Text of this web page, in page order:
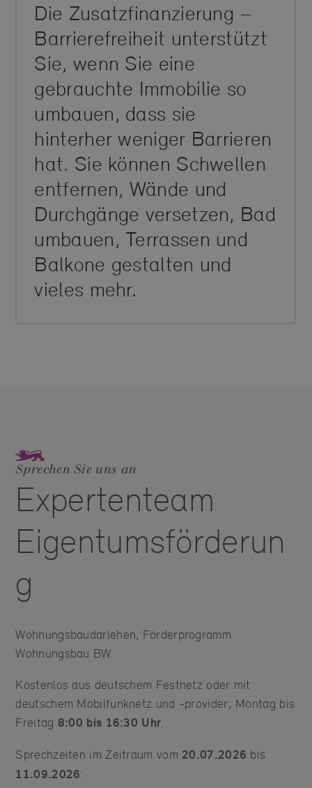
Die Zusatzfinanzierung –
Barrierefreiheit unterstützt
Sie, wenn Sie eine
gebrauchte Immobilie so
umbauen, dass sie
hinterher weniger Barrieren
hat. Sie können Schwellen
entfernen, Wände und
Durchgänge versetzen, Bad
umbauen, Terrassen und
Balkone gestalten und
vieles mehr.
Sprechen Sie uns an
Expertenteam
Eigentumsförderun
g
Wohnungsbaudarlehen, Förderprogramm
Wohnungsbau BW
Kostenlos aus deutschem Festnetz oder mit
deutschem Mobilfunknetz und -provider; Montag bis
Freitag 8:00 bis 16:30 Uhr.
Sprechzeiten im Zeitraum vom 20.07.2026 bis
11.09.2026: